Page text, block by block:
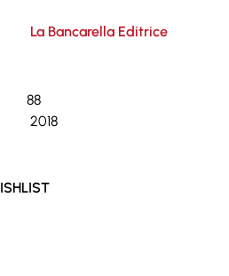
La Bancarella Editrice
88
2018